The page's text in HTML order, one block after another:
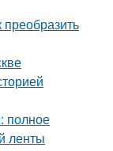
полное
ленты